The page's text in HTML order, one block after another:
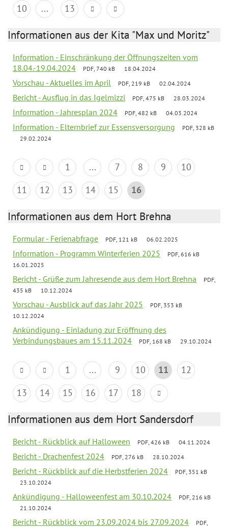
10 ... 13
Informationen aus der Kita "Max und Moritz"
Information - Einschränkung der Öffnungszeiten vom
18.04.-19.04.2024
PDF, 740 kB 18.04.2024
Vorschau - Aktuelles im April PDF, 219 kB 02.04.2024
Bericht - Ausflug in das Igelmizzi PDF, 475 kB 28.03.2024
Information - Jahresplan 2024 PDF, 482 kB 04.03.2024
Information - Elternbrief zur Essensversorgung
PDF, 328 kB
29.02.2024
1 ... 7 8 9
10
11
12 13 14 15 16
Informationen aus dem Hort Brehna
Formular - Ferienabfrage PDF, 121 kB 06.02.2025
Information - Programm Winterferien 2025
PDF, 616 kB
16.01.2025
Bericht - Grüße zum Jahresende aus dem Hort Brehna
PDF,
435 kB
10.12.2024
Vorschau - Ausblick auf das Jahr 2025
PDF, 353 kB
10.12.2024
Ankündigung - Einladung zur Eröffnung des
Verbindungsbaues am 15.11.2024
PDF, 168 kB 29.10.2024
1 ... 9 10 11
12
13
14 15 16 17 18
Informationen aus dem Hort Sandersdorf
Bericht - Rückblick auf Halloween PDF, 426 kB 04.11.2024
Bericht - Drachenfest 2024 PDF, 276 kB 28.10.2024
Bericht - Rückblick auf die Herbstferien 2024
PDF, 351 kB
23.10.2024
Ankündigung - Halloweenfest am 30.10.2024
PDF, 216 kB
21.10.2024
Bericht - Rückblick vom 23.09.2024 bis 27.09.2024
PDF,